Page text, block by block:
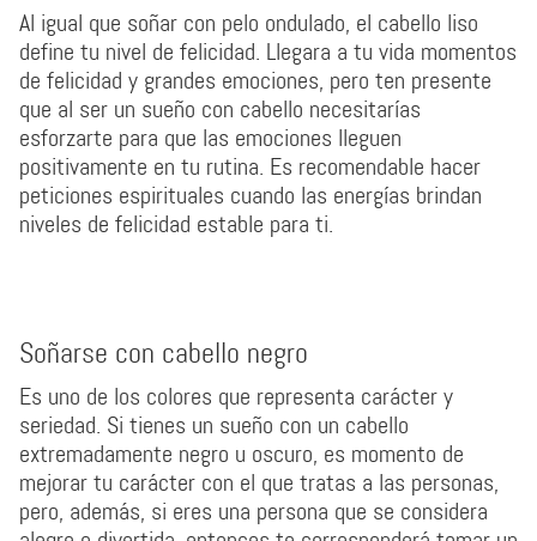
Al igual que soñar con pelo ondulado, el cabello liso
define tu nivel de felicidad. Llegara a tu vida momentos
de felicidad y grandes emociones, pero ten presente
que al ser un sueño con cabello necesitarías
esforzarte para que las emociones lleguen
positivamente en tu rutina. Es recomendable hacer
peticiones espirituales cuando las energías brindan
niveles de felicidad estable para ti.
Soñarse con cabello negro
Es uno de los colores que representa carácter y
seriedad. Si tienes un sueño con un cabello
extremadamente negro u oscuro, es momento de
mejorar tu carácter con el que tratas a las personas,
pero, además, si eres una persona que se considera